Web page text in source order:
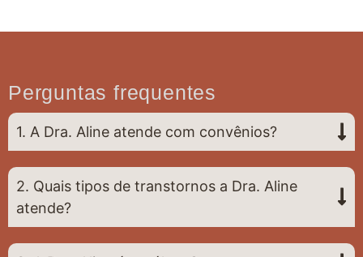
Perguntas frequentes
1. A Dra. Aline atende com convênios?
2. Quais tipos de transtornos a Dra. Aline
atende?